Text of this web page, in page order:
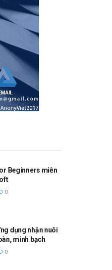
Beginners miễn
0
dụng nhận nuôi
minh bạch
0